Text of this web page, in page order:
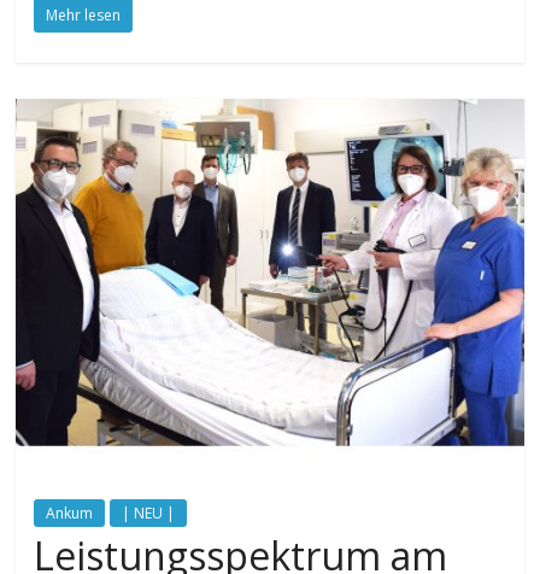
Mehr lesen
Ankum | NEU |
Leistungsspektrum am